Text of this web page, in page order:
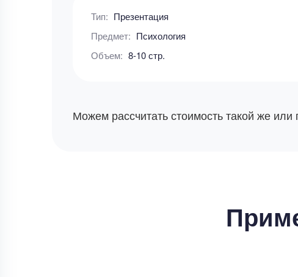
Тип: Презентация
Предмет: Психология
Объем: 8-10 стр.
Можем рассчитать стоимость такой же